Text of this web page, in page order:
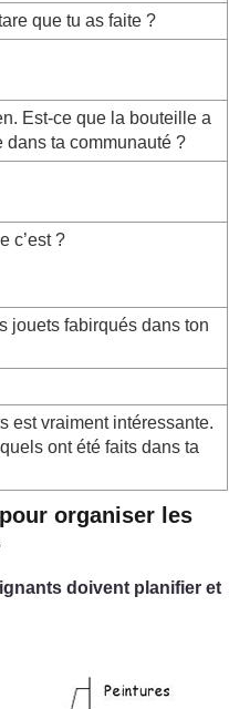
que tu as faite ?
Est-ce que la bouteille a
dans ta communauté ?
c’est ?
jouets fabirqués dans ton
est vraiment intéressante.
ont été faits dans ta
organiser les
doivent planifier et